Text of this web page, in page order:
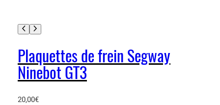
Plaquettes de frein Segway
Ninebot GT3
20,00€